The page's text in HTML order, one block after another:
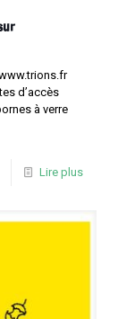
d’accès
à verre
Lire plus